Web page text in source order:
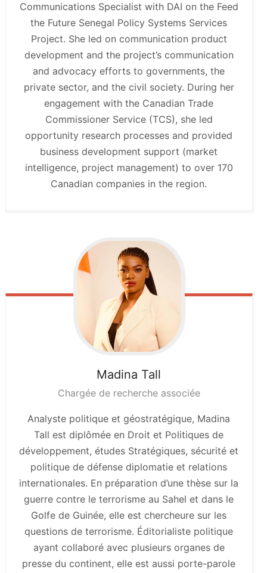
Communications Specialist with DAI on the Feed
the Future Senegal Policy Systems Services
Project. She led on communication product
development and the project’s communication
and advocacy efforts to governments, the
private sector, and the civil society. During her
engagement with the Canadian Trade
Commissioner Service (TCS), she led
opportunity research processes and provided
business development support (market
intelligence, project management) to over 170
Canadian companies in the region.
Madina Tall
Chargée de recherche associée
Analyste politique et géostratégique, Madina
Tall est diplômée en Droit et Politiques de
développement, études Stratégiques, sécurité et
politique de défense diplomatie et relations
internationales. En préparation d’une thèse sur la
guerre contre le terrorisme au Sahel et dans le
Golfe de Guinée, elle est chercheure sur les
questions de terrorisme. Éditorialiste politique
ayant collaboré avec plusieurs organes de
presse du continent, elle est aussi porte-parole